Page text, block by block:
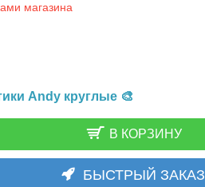
магазина
Andy круглые 🎨
В КОРЗИНУ
БЫСТРЫЙ ЗАКАЗ